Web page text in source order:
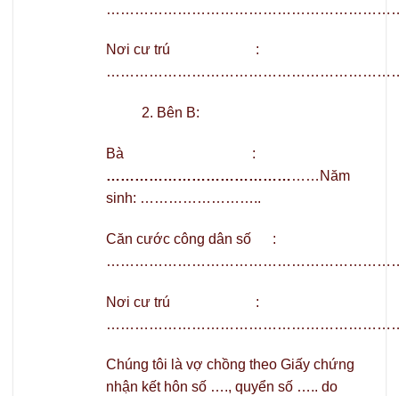
Nơi cư trú :
2. Bên B:
Bà :
………………………………………Năm
sinh: ……………………..
Căn cước công dân số :
Nơi cư trú :
Chúng tôi là vợ chồng theo Giấy chứng
nhận kết hôn số …., quyển số ….. do